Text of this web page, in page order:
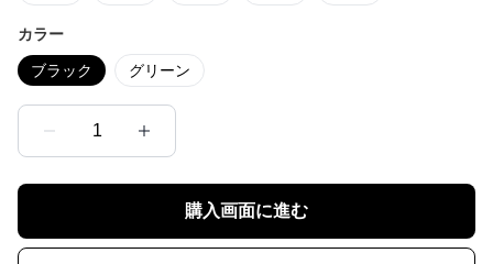
カラー
ブラック グリーン
1
購入画面に進む